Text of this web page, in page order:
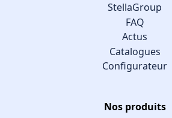
StellaGroup
FAQ
Actus
Catalogues
Configurateur
Nos produits